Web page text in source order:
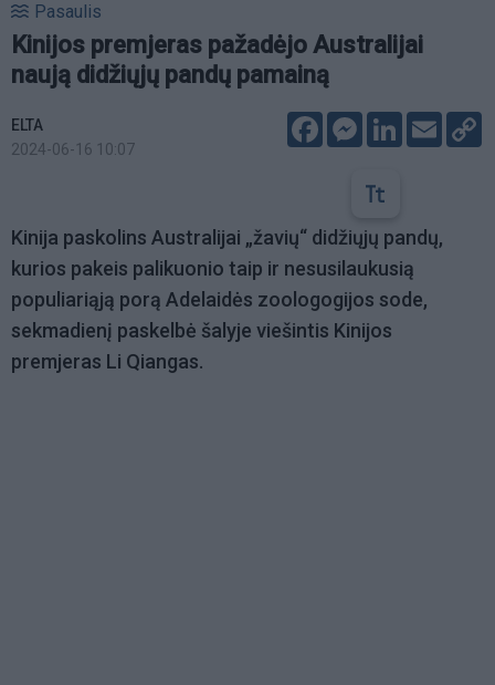
Pasaulis
Kinijos premjeras pažadėjo Australijai
naują didžiųjų pandų pamainą
ELTA
2024-06-16 10:07
FacebookMessenger
LinkedIn
Email
Kinija paskolins Australijai „žavių“ didžiųjų pandų,
kurios pakeis palikuonio taip ir nesusilaukusią
populiariąją porą Adelaidės zoologogijos sode,
sekmadienį paskelbė šalyje viešintis Kinijos
premjeras Li Qiangas.